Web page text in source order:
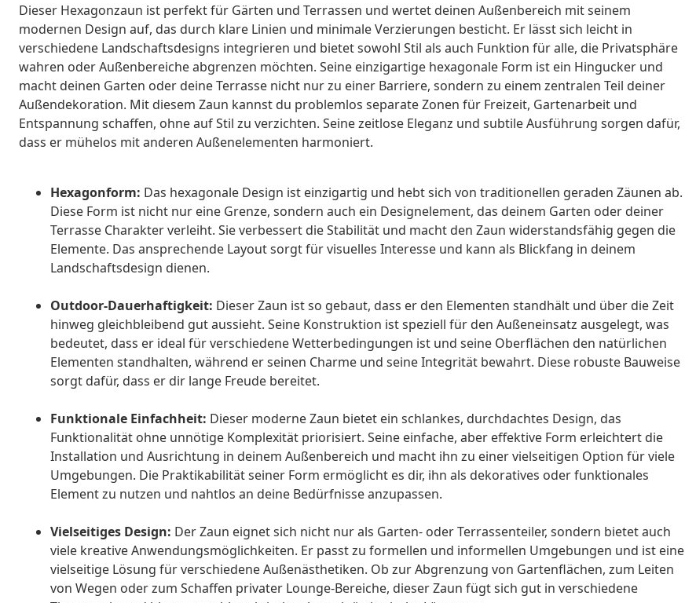
Dieser Hexagonzaun ist perfekt für Gärten und Terrassen und wertet deinen Außenbereich mit seinem
modernen Design auf, das durch klare Linien und minimale Verzierungen besticht. Er lässt sich leicht in
verschiedene Landschaftsdesigns integrieren und bietet sowohl Stil als auch Funktion für alle, die Privatsphäre
wahren oder Außenbereiche abgrenzen möchten. Seine einzigartige hexagonale Form ist ein Hingucker und
macht deinen Garten oder deine Terrasse nicht nur zu einer Barriere, sondern zu einem zentralen Teil deiner
Außendekoration. Mit diesem Zaun kannst du problemlos separate Zonen für Freizeit, Gartenarbeit und
Entspannung schaffen, ohne auf Stil zu verzichten. Seine zeitlose Eleganz und subtile Ausführung sorgen dafür,
dass er mühelos mit anderen Außenelementen harmoniert.
Hexagonform: Das hexagonale Design ist einzigartig und hebt sich von traditionellen geraden Zäunen ab.
Diese Form ist nicht nur eine Grenze, sondern auch ein Designelement, das deinem Garten oder deiner
Terrasse Charakter verleiht. Sie verbessert die Stabilität und macht den Zaun widerstandsfähig gegen die
Elemente. Das ansprechende Layout sorgt für visuelles Interesse und kann als Blickfang in deinem
Landschaftsdesign dienen.
Outdoor-Dauerhaftigkeit: Dieser Zaun ist so gebaut, dass er den Elementen standhält und über die Zeit
hinweg gleichbleibend gut aussieht. Seine Konstruktion ist speziell für den Außeneinsatz ausgelegt, was
bedeutet, dass er ideal für verschiedene Wetterbedingungen ist und seine Oberflächen den natürlichen
Elementen standhalten, während er seinen Charme und seine Integrität bewahrt. Diese robuste Bauweise
sorgt dafür, dass er dir lange Freude bereitet.
Funktionale Einfachheit: Dieser moderne Zaun bietet ein schlankes, durchdachtes Design, das
Funktionalität ohne unnötige Komplexität priorisiert. Seine einfache, aber effektive Form erleichtert die
Installation und Ausrichtung in deinem Außenbereich und macht ihn zu einer vielseitigen Option für viele
Umgebungen. Die Praktikabilität seiner Form ermöglicht es dir, ihn als dekoratives oder funktionales
Element zu nutzen und nahtlos an deine Bedürfnisse anzupassen.
Vielseitiges Design: Der Zaun eignet sich nicht nur als Garten- oder Terrassenteiler, sondern bietet auch
viele kreative Anwendungsmöglichkeiten. Er passt zu formellen und informellen Umgebungen und ist eine
vielseitige Lösung für verschiedene Außenästhetiken. Ob zur Abgrenzung von Gartenflächen, zum Leiten
von Wegen oder zum Schaffen privater Lounge-Bereiche, dieser Zaun fügt sich gut in verschiedene